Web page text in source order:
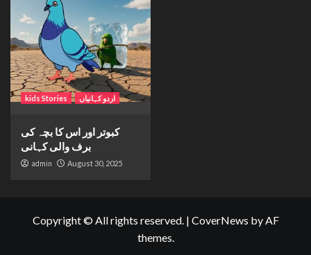
kids Stories اردو کہانیاں
کبوتر اور اس کا بچہ کی
برف والی کہانی
admin August 30, 2025
Copyright © All rights reserved. | CoverNews by AF
themes.